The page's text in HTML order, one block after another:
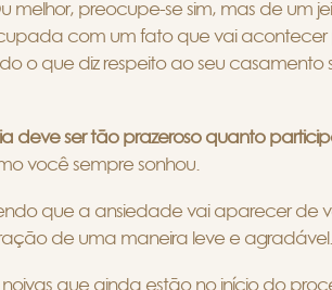
melhor, preocupe-se sim, mas de um
com um fato que vai acontecer
o que diz respeito ao seu casamento
deve ser tão prazeroso quanto
você sempre sonhou.
que a ansiedade vai aparecer de
de uma maneira leve e agradável.
noivas que ainda estão no início do